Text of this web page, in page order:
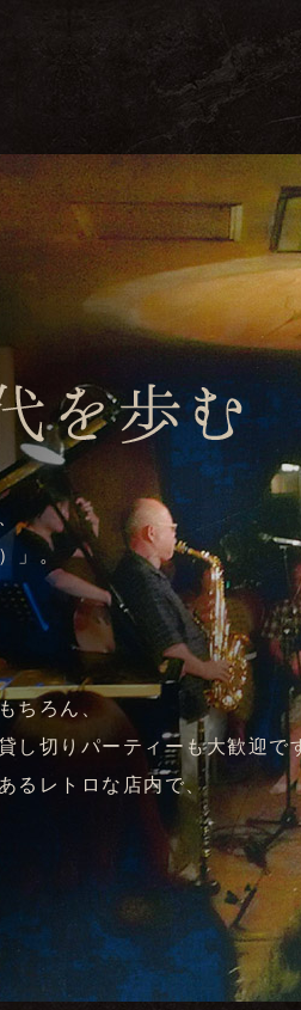
」。
ちろん、
し切りパーティーも大歓迎で
るレトロな店内で、